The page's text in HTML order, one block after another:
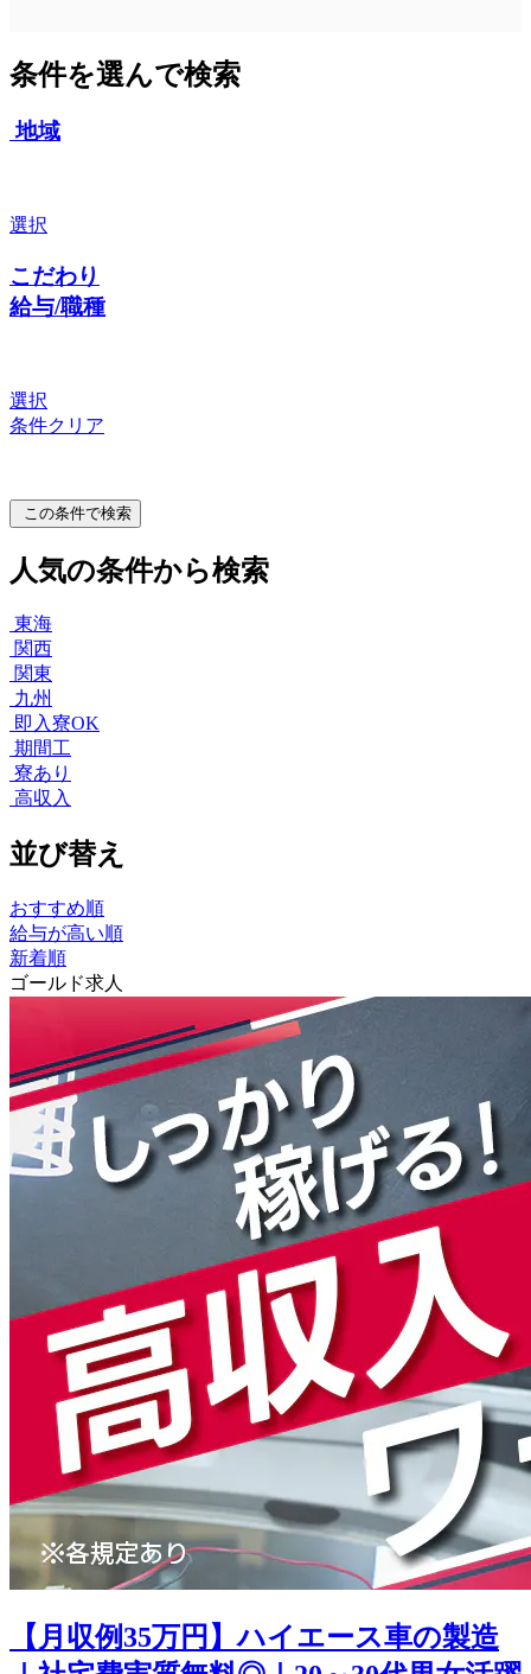
条件を選んで検索
地域
選択
こだわり
給与/職種
選択
条件クリア
この条件で検索
人気の条件から検索
東海
関西
関東
九州
即入寮OK
期間工
寮あり
高収入
並び替え
おすすめ順
給与が高い順
新着順
ゴールド求人
【月収例35万円】ハイエース車の製造